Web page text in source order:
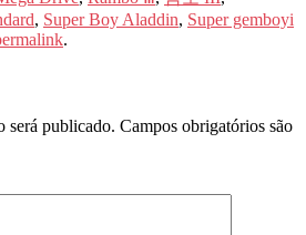
, Super Boy Aladdin, Super gemboyi
.
será publicado. Campos obrigatórios são